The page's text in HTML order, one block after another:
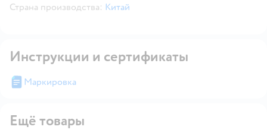
Страна производства: Китай
Инструкции и сертификаты
Маркировка
Ещё товары